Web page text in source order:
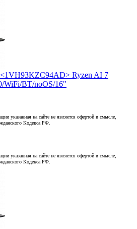
Ryzen AI 7
WiFi/BT/noOS/16"
указанная на сайте не является офертой в смысле,
Кодекса РФ.
указанная на сайте не является офертой в смысле,
Кодекса РФ.